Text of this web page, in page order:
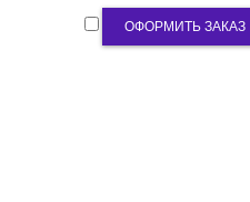
ОФОРМИТЬ ЗАКАЗ